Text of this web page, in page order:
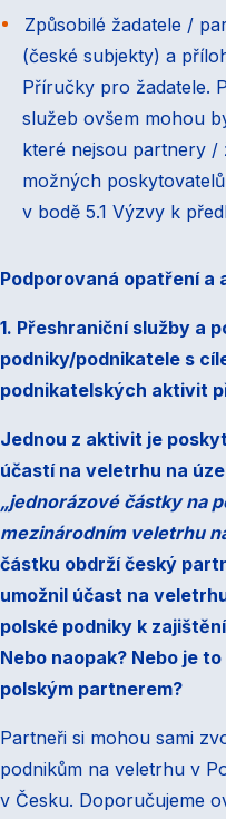
Způsobilé žadatele /
(české subjekty) a
Příručky pro žadatele.
služeb ovšem mohou
které nejsou partnery /
možných
v bodě 5.1 Výzvy k
Podporovaná opatření a
1. Přeshraniční služby a
podniky/podnikatele s
podnikatelských aktivit
Jednou z aktivit je
účastí na veletrhu na
„jednorázové částky na
mezinárodním veletrhu
částku obdrží český
umožnil účast na
polské podniky k
Nebo naopak? Nebo je
polským partnerem?
Partneři si mohou sami
podnikům na veletrhu v
v Česku. Doporučujeme